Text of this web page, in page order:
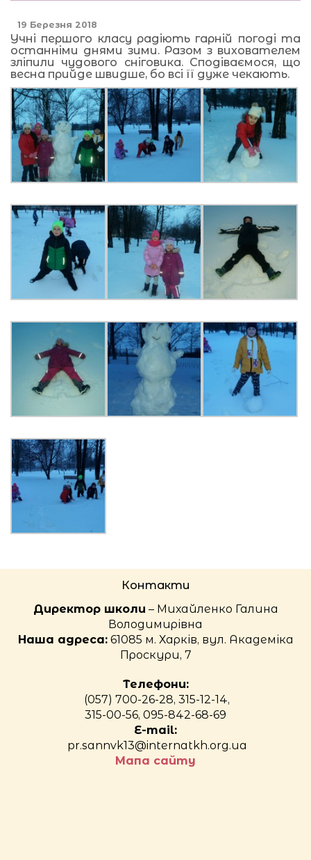
19 Березня 2018
Учні першого класу радіють гарній погоді та
останніми днями зими. Разом з вихователем
зліпили чудового сніговика. Сподіваємося, що
весна прийде швидше, бо всі її дуже чекають.
Контакти
Директор школи – Михайленко Галина
Володимирівна
Наша адреса:61085 м. Харків, вул. Академіка
Проскури, 7
Телефони:
(057) 700-26-28, 315-12-14,
315-00-56, 095-842-68-69
E-mail:
pr.sannvk13@internatkh.org.ua
Мапа сайту